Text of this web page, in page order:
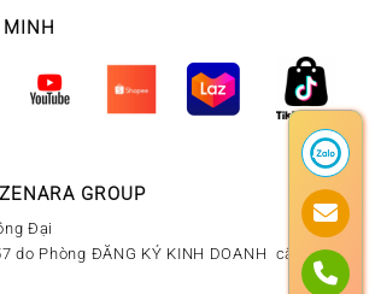
GROUP
Đại
do Phòng ĐĂNG KÝ KINH DOANH cấp ngày